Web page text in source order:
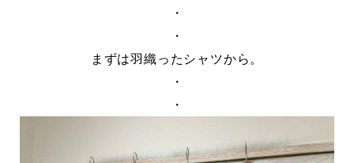
・
・
まずは羽織ったシャツから。
・
・